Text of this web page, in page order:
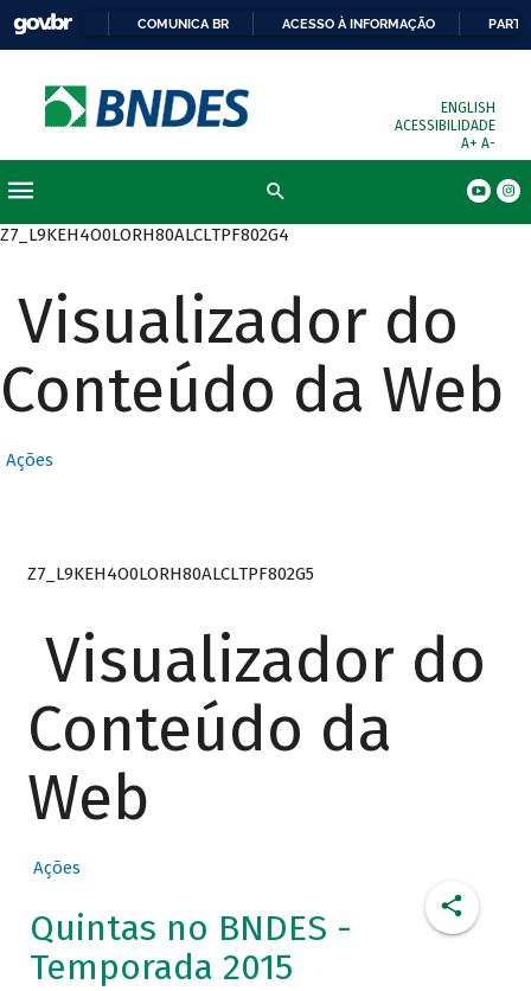
COMUNICA BR ACESSO À INFORMAÇÃO
ENGLISH
ACESSIBILIDADE
A+ A-
Z7_L9KEH4O0LORH80ALCLTPF802G4
Visualizador do
Conteúdo da Web
Ações
Z7_L9KEH4O0LORH80ALCLTPF802G5
Visualizador do
Conteúdo da
Web
Ações
Quintas no BNDES -
Temporada 2015